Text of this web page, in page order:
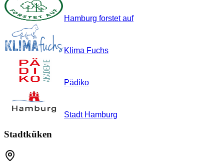
Hamburg forstet auf
Klima Fuchs
Pädiko
Stadt Hamburg
Stadtküken